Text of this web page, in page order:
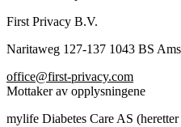
First Privacy B.V.
Naritaweg 127-137 1043 BS
office@first-privacy.com
Mottaker av opplysningene
mylife Diabetes Care AS